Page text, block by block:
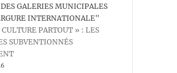
GALERIES MUNICIPALES
INTERNATIONALE"
PARTOUT » : LES
SUBVENTIONNÉS